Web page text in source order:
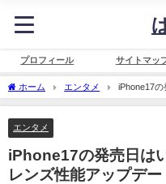
プロフィール サイトマッ
ホーム エンタメ
iPhone17の
アップデートへ
エンタメ
iPhone17の発売日は
レンズ性能アップデー